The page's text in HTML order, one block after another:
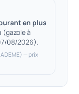
en plus
(gazole à
08/2026).
— prix